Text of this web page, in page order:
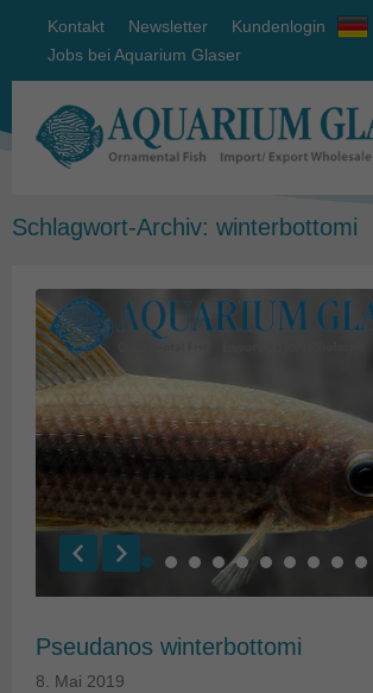
Kontakt Newsletter
Kundenlogin
Jobs bei Aquarium Glaser
Schlagwort-Archiv: winterbottomi
Pseudanos winterbottomi
8. Mai 2019